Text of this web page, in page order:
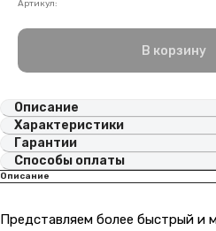
Артикул:
В корзину
Описание
Характеристики
Гарантии
Способы оплаты
Описание
Представляем более быстрый и